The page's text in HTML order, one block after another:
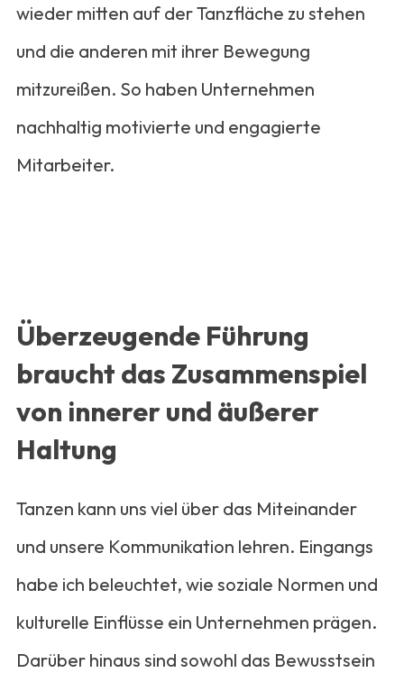
wieder mitten auf der Tanzfläche zu stehen
und die anderen mit ihrer Bewegung
mitzureißen. So haben Unternehmen
nachhaltig motivierte und engagierte
Mitarbeiter.
Überzeugende Führung
braucht das Zusammenspiel
von innerer und äußerer
Haltung
Tanzen kann uns viel über das Miteinander
und unsere Kommunikation lehren. Eingangs
habe ich beleuchtet, wie soziale Normen und
kulturelle Einflüsse ein Unternehmen prägen.
Darüber hinaus sind sowohl das Bewusstsein